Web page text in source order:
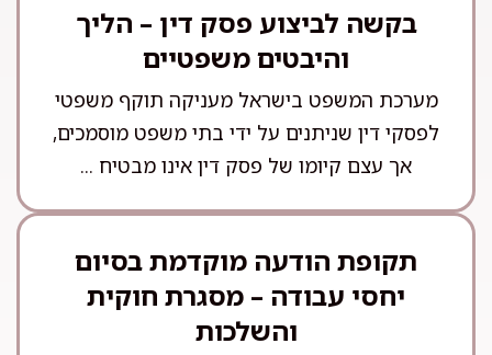
בקשה לביצוע פסק דין – הליך
והיבטים משפטיים
מערכת המשפט בישראל מעניקה תוקף משפטי
לפסקי דין שניתנים על ידי בתי משפט מוסמכים,
אך עצם קיומו של פסק דין אינו מבטיח ...
תקופת הודעה מוקדמת בסיום
יחסי עבודה – מסגרת חוקית
והשלכות